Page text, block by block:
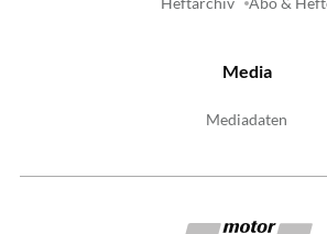
Media
Mediadaten